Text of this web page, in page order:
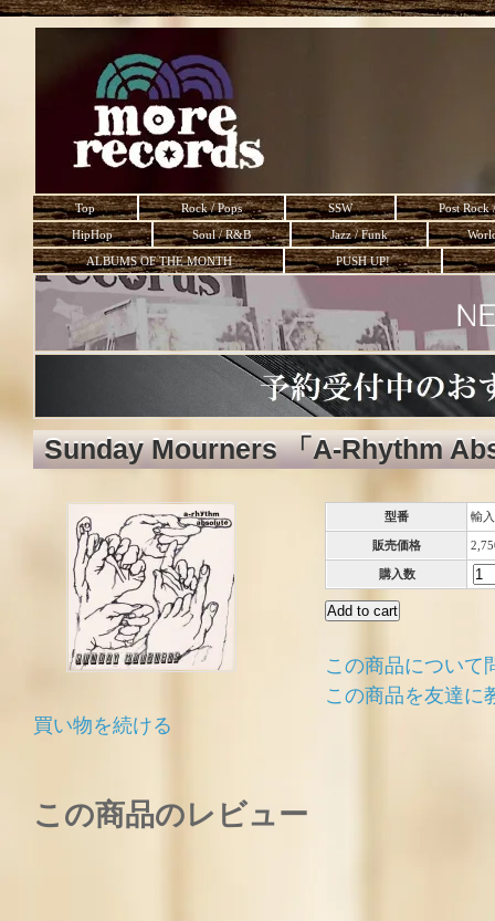
Top Rock / Pops SSW
Post Rock
HipHop
Soul / R&B Jazz / Funk
ALBUMS OF THE MONTH
PUSH UP!
Sunday Mourners 「A-Rhythm
型番 輸
販売価格
購入数
この商品について
この商品を友達に
買い物を続ける
この商品のレビュー